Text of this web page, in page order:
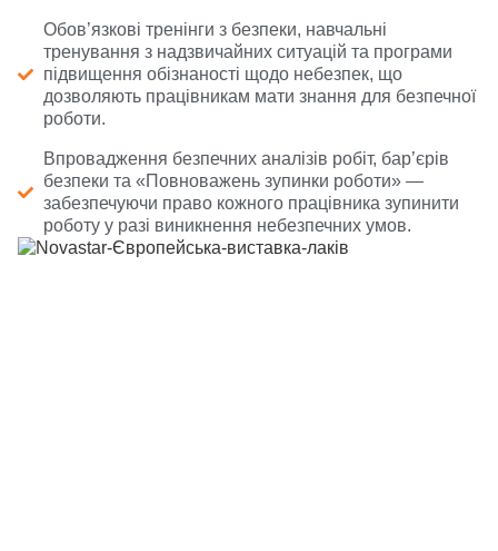
Обов’язкові тренінги з безпеки, навчальні
тренування з надзвичайних ситуацій та програми
підвищення обізнаності щодо небезпек, що
дозволяють працівникам мати знання для безпечної
роботи.
Впровадження безпечних аналізів робіт, бар’єрів
безпеки та «Повноважень зупинки роботи» —
забезпечуючи право кожного працівника зупинити
роботу у разі виникнення небезпечних умов.